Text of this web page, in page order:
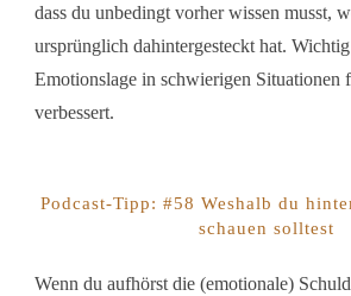
dass du unbedingt vorher wissen musst,
ursprünglich dahintergesteckt hat.
Emotionslage in schwierigen Situationen
verbessert.
Podcast-Tipp: #58 Weshalb du
schauen solltest
Wenn du aufhörst die (emotionale)